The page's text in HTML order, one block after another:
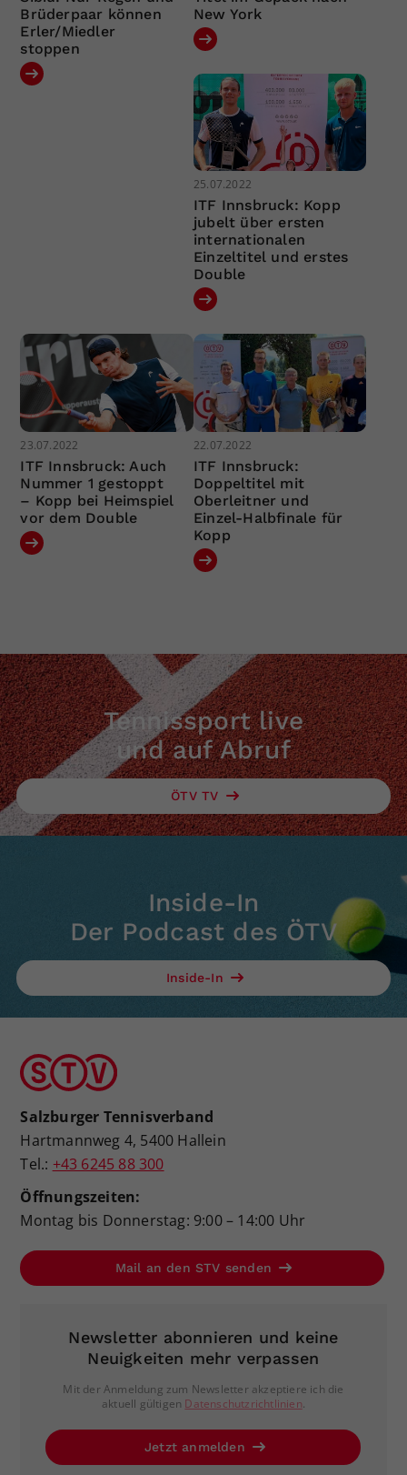
Brüderpaar können
Erler/Miedler
stoppen
New York
25.07.2022
ITF Innsbruck: Kopp
jubelt über ersten
internationalen
Einzeltitel und erstes
Double
23.07.2022
ITF Innsbruck: Auch
Nummer 1 gestoppt
– Kopp bei Heimspiel
vor dem Double
22.07.2022
ITF Innsbruck:
Doppeltitel mit
Oberleitner und
Einzel-Halbfinale für
Kopp
Tennissport live
und auf Abruf
ÖTV TV
Inside-In
Der Podcast des ÖTV
Inside-In
Salzburger Tennisverband
Hartmannweg 4, 5400 Hallein
Tel.: +43 6245 88 300
Öffnungszeiten:
Montag bis Donnerstag: 9:00 – 14:00 Uhr
Mail an den STV senden
Newsletter abonnieren und keine
Neuigkeiten mehr verpassen
Mit der Anmeldung zum Newsletter akzeptiere ich die
aktuell gültigen Datenschutzrichtlinien.
Jetzt anmelden